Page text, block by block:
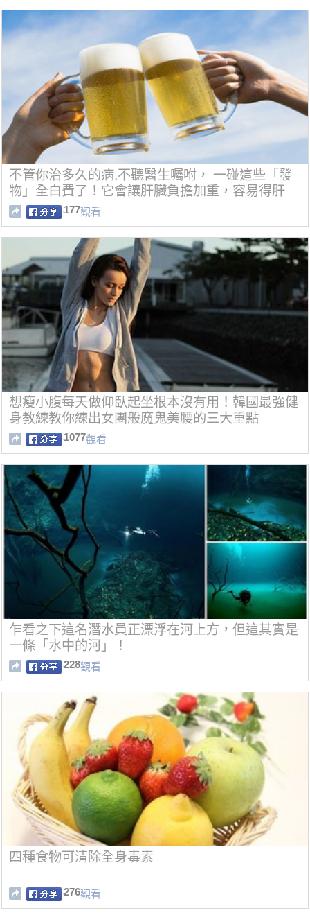
不管你治多久的病,不聽醫生囑咐， 一碰這些「發
物」全白費了！它會讓肝臟負擔加重，容易得肝
炎！
177觀看
想瘦小腹每天做仰臥起坐根本沒有用！韓國最強健
身教練教你練出女團般魔鬼美腰的三大重點
1077觀看
乍看之下這名潛水員正漂浮在河上方，但這其實是
一條「水中的河」！
228觀看
四種食物可清除全身毒素
276觀看